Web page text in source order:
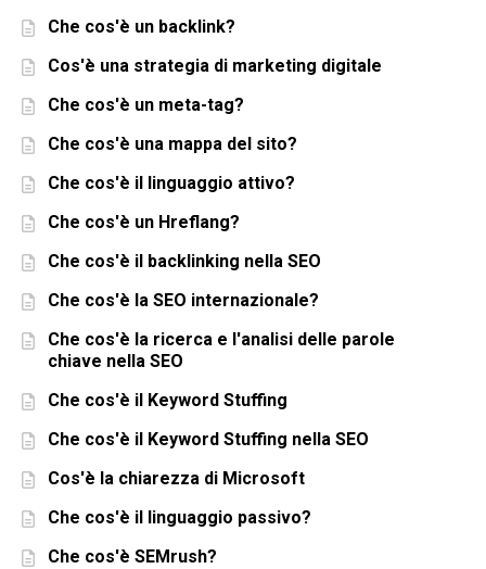
Che cos'è un backlink?
Cos'è una strategia di marketing digitale
Che cos'è un meta-tag?
Che cos'è una mappa del sito?
Che cos'è il linguaggio attivo?
Che cos'è un Hreflang?
Che cos'è il backlinking nella SEO
Che cos'è la SEO internazionale?
Che cos'è la ricerca e l'analisi delle parole
chiave nella SEO
Che cos'è il Keyword Stuffing
Che cos'è il Keyword Stuffing nella SEO
Cos'è la chiarezza di Microsoft
Che cos'è il linguaggio passivo?
Che cos'è SEMrush?